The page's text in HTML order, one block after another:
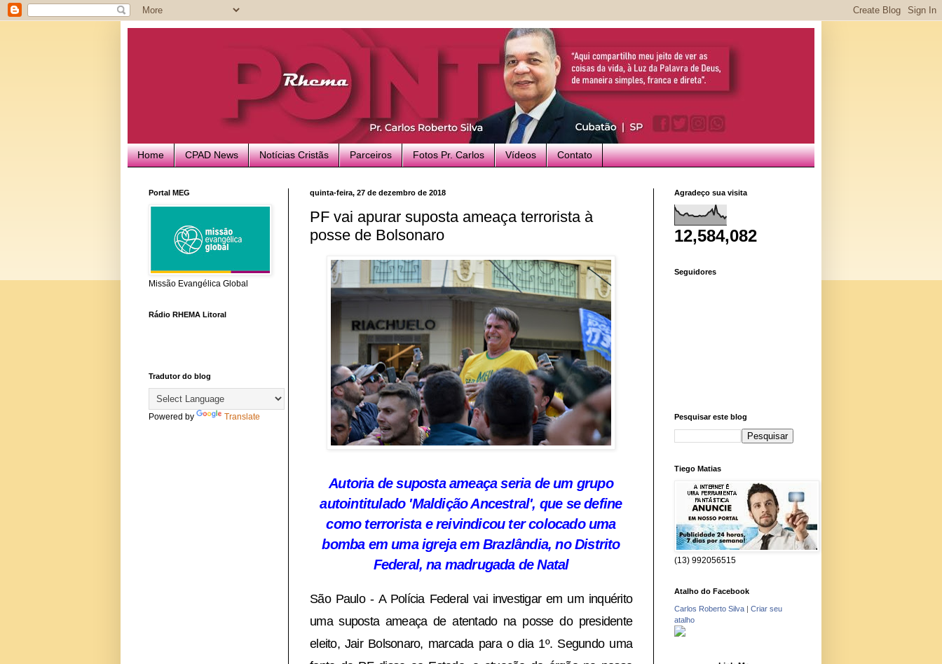
Home CPAD News Notícias Cristãs Parceiros Fotos Pr. Carlos Vídeos Contato
quinta-feira, 27 de dezembro de 2018
PF vai apurar suposta ameaça terrorista à
posse de Bolsonaro
Autoria de suposta ameaça seria de um grupo
autointitulado 'Maldição Ancestral', que se define
como terrorista e reivindicou ter colocado uma
bomba em uma igreja em Brazlândia, no Distrito
Federal, na madrugada de Natal
São Paulo - A Polícia Federal vai investigar em um inquérito
uma suposta ameaça de atentado na posse do presidente
eleito, Jair Bolsonaro, marcada para o dia 1º. Segundo uma
Portal MEG
Missão Evangélica Global
Rádio RHEMA Litoral
Tradutor do blog
Powered by Translate
Agradeço sua visita
12,584,082
Seguidores
Pesquisar este blog
Tiego Matias
(13) 992056515
Atalho do Facebook
Carlos Roberto Silva | Criar seu
atalho